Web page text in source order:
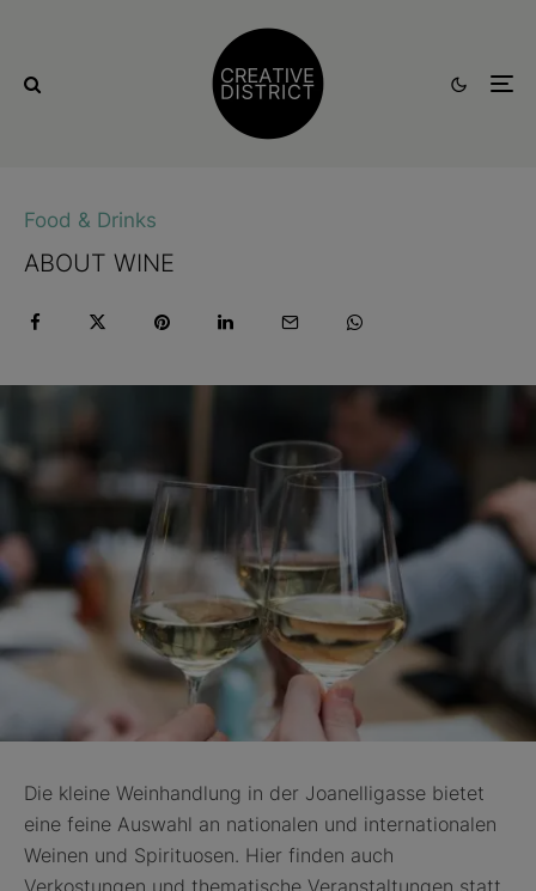
Food & Drinks
ABOUT WINE
Die kleine Weinhandlung in der Joanelligasse bietet
eine feine Auswahl an nationalen und internationalen
Weinen und Spirituosen. Hier finden auch